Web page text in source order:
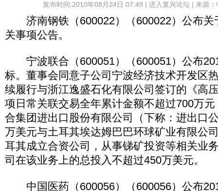
发布时间:2010年08月24日 07:49 | 进入复兴论坛| 来源：
济南钢铁（600022）（600022）公布关
关事项公告。
宁波联合（600051）（600051）公布
标。董事会同意子公司宁波经济技术开发区
续履行与浙江逸盛石化有限公司签订的《高
项日常关联交易全年累计金额不超过700万
合集团进出口股份有限公司（下称：进出口
万美元与土耳其埃达姆巴巴环球矿业有限公
耳其成立合资公司，从事锑矿投资等相关业
司在该业务上的总投入不超过450万美元。
中国医药（600056）（600056）公布